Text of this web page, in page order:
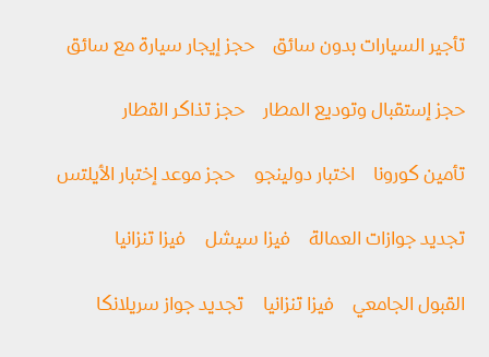
تأجير السيارات بدون سائق حجز إيجار سيارة مع سائق
حجز إستقبال وتوديع المطار حجز تذاكر القطار
تأمين كورونا اختبار دولينجو حجز موعد إختبار الأيلتس
تجديد جوازات العمالة فيزا سيشل فيزا تنزانيا
القبول الجامعي فيزا تنزانيا تجديد جواز سريلانكا